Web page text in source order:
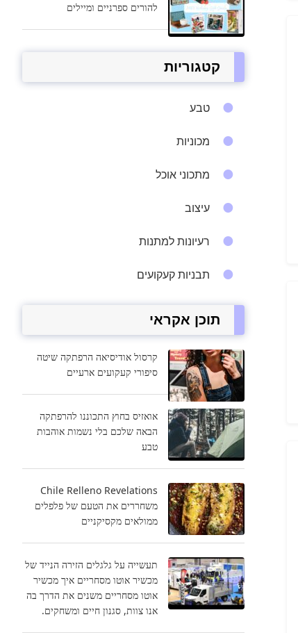
להורים ספרניים ומיילים
קטגוריות
טבע
מכוניות
מתכוני אוכל
עיצוב
רעיונות למתנות
תבניות קעקועים
תוכן אקראי
קרסול אודיסיאה הרפתקה שיטה
סיפורי קעקועים ארעיים
אואזיס בחוץ התכוננו להרפתקה
הבאה שלכם בלי נשמות אוהבות
טבע
Chile Relleno Revelations
משחררים את הטעם של פלפלים
ממולאים מקסיקניים
תעשייה על גלגלים הזירה הנייד של
מכשיר אוטו מסחריים איך מכשיר
אוטו מסחריים משנים את הדרך בה
אנו צוות, סגנון חיים ומשחקים.